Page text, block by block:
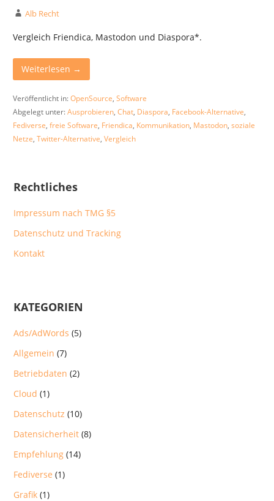
Alb Recht
Vergleich Friendica, Mastodon und Diaspora*.
Weiterlesen →
Veröffentlicht in:OpenSource, Software
Abgelegt unter:Ausprobieren, Chat, Diaspora, Facebook-Alternative,
Fediverse, freie Software, Friendica, Kommunikation, Mastodon, soziale
Netze, Twitter-Alternative, Vergleich
Rechtliches
Impressum nach TMG §5
Datenschutz und Tracking
Kontakt
KATEGORIEN
Ads/AdWords (5)
Allgemein (7)
Betriebdaten (2)
Cloud (1)
Datenschutz (10)
Datensicherheit (8)
Empfehlung (14)
Fediverse (1)
Grafik (1)